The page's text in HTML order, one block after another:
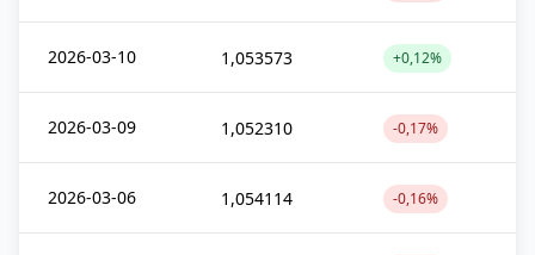
2026-03-10 1,053573 +0,12%
2026-03-09 1,052310 -0,17%
2026-03-06 1,054114 -0,16%